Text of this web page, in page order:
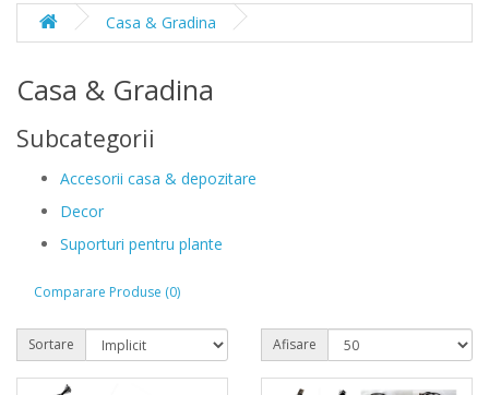
Casa & Gradina
Casa & Gradina
Subcategorii
Accesorii casa & depozitare
Decor
Suporturi pentru plante
Comparare Produse (0)
Sortare Afisare